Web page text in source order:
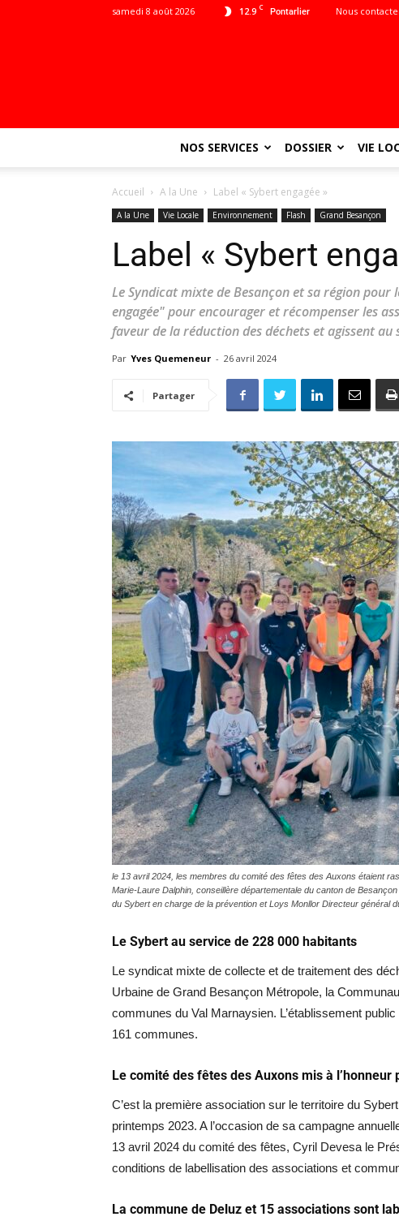
12.9 C Pontarlier
samedi 8 août 2026 Nous
NOS SERVICES DOSSIER VIE
Accueil A la Une Label « Sybert engagée »
A la Une Vie Locale Environnement Flash Grand Besançon
Label « Sybert
Le Syndicat mixte de Besançon et sa région
engagée" pour encourager et récompenser les
faveur de la réduction des déchets et agissent
Par Yves Quemeneur - 26 avril 2024
Partager
le 13 avril 2024, les membres du comité des fêtes des Auxons étaient
Marie-Laure Dalphin, conseillère départementale du canton de
du Sybert en charge de la prévention et Loys Monllor Directeur général
Le Sybert au service de 228 000 habitants
Le syndicat mixte de collecte et de traitement des
Urbaine de Grand Besançon Métropole, la
communes du Val Marnaysien. L’établissement
161 communes.
Le comité des fêtes des Auxons mis à l’honneur
C’est la première association sur le territoire du
printemps 2023. A l’occasion de sa campagne
13 avril 2024 du comité des fêtes, Cyril Devesa le
conditions de labellisation des associations et
La commune de Deluz et 15 associations sont